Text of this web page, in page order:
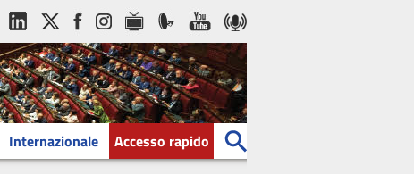
Internazionale Accesso rapido